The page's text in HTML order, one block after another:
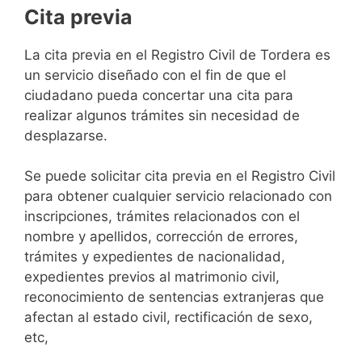
Cita previa
​​​​​​​​​​​​​​​​​​​​​​​​​​​​La cita previa en el Registro Civil de Tordera es
un servicio diseñado con el fin de que el
ciudadano pueda concertar una cita para
realizar algunos trámites sin necesidad de
desplazarse.​
Se puede solicitar cita previa en el Registro Civil
para obtener cualquier servicio relacionado con
inscripciones, trámites relacionados con el
nombre y apellidos, corrección de errores,
trámites y expedientes de nacionalidad,
expedientes previos al matrimonio civil,
reconocimiento de sentencias extranjeras que
afectan al estado civil, rectificación de sexo,
etc,